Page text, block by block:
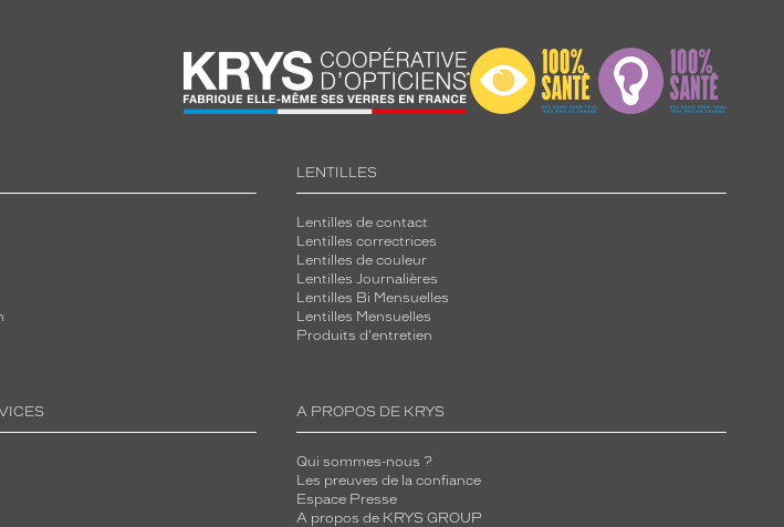
LENTILLES
Lentilles de contact
Lentilles correctrices
Lentilles de couleur
Lentilles Journalières
Lentilles Bi Mensuelles
Lentilles Mensuelles
Produits d'entretien
A PROPOS DE KRYS
Qui sommes-nous ?
Les preuves de la confiance
Espace Presse
A propos de KRYS GROUP